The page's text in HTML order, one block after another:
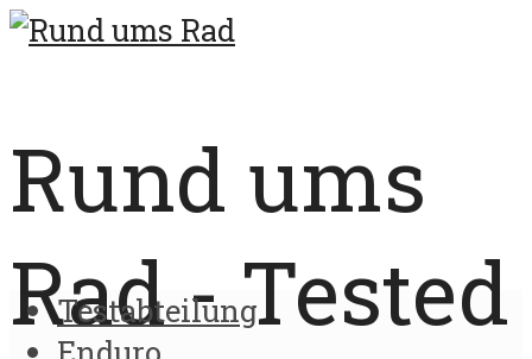
Rund ums
Rad - Tested
Testabteilung